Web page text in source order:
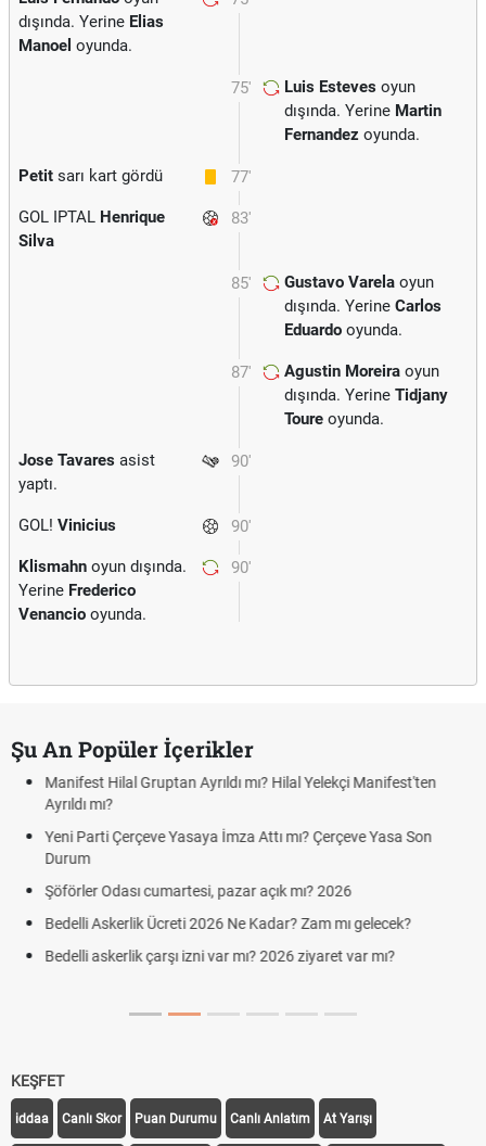
dışında. Yerine Elias
Manoel oyunda.
75' Luis Esteves oyun
dışında. Yerine Martin
Fernandez oyunda.
77'
Petit sarı kart gördü
83'
GOL IPTAL Henrique
Silva
85' Gustavo Varela oyun
dışında. Yerine Carlos
Eduardo oyunda.
87' Agustin Moreira oyun
dışında. Yerine Tidjany
Toure oyunda.
90'
Jose Tavares asist
yaptı.
90'
GOL! Vinicius
90'
Klismahn oyun dışında.
Yerine Frederico
Venancio oyunda.
Şu An Popüler İçerikler
Yelekçi Manifest'ten
mı? Çerçeve Yasa Son
mı? 2026
Zam mı gelecek?
ziyaret var mı?
Kuyumcular cumartesi, pazar günü
Hafta Sonları Yıllık İzinden Sayılır
Aras Kargo Cumartesi-pazar açık
KEŞFET
iddaa Canlı Skor Puan Durumu Canlı Anlatım At Yarışı